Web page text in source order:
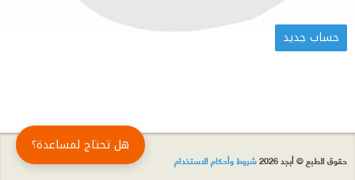
حقوق الطبع © أبجد 2026 شروط وأحكام الاستخدام
هل تحتاج لمساعدة؟